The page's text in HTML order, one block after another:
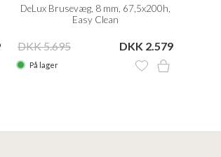
DeLux Brusevæg, 8 mm, 67,5x200h,
Easy Clean
DKK 5.695 DKK 2.579
På lager